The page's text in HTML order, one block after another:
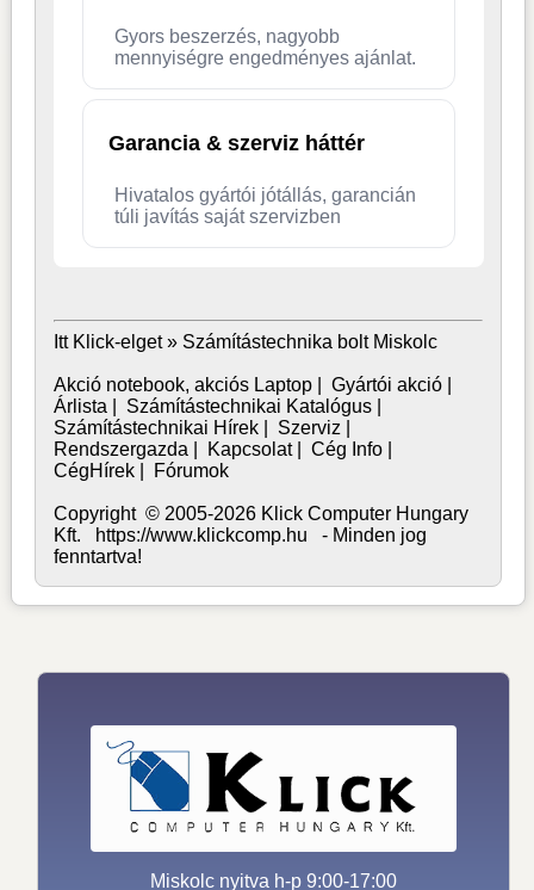
Gyors beszerzés, nagyobb
mennyiségre engedményes ajánlat.
Garancia & szerviz háttér
Hivatalos gyártói jótállás, garancián
túli javítás saját szervizben
Itt Klick-elget » Számítástechnika bolt Miskolc
Akció notebook, akciós Laptop |Gyártói akció
Árlista
Számítástechnikai Katalógus
Számítástechnikai Hírek
Szerviz
Rendszergazda
Kapcsolat|Cég Info
CégHírek
Fórumok
Copyright © 2005-2026 Klick Computer Hungary
Kft. https://www.klickcomp.hu - Minden jog
fenntartva!
Miskolc nyitva h-p 9:00-17:00